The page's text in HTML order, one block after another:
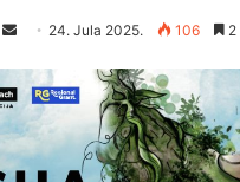
n
n
24. Jula 2025. 106 2